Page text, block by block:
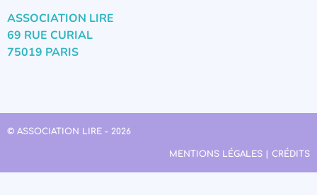
ASSOCIATION LIRE
69 RUE CURIAL
75019 PARIS
© ASSOCIATION LIRE - 2026
MENTIONS LÉGALES | CRÉDITS